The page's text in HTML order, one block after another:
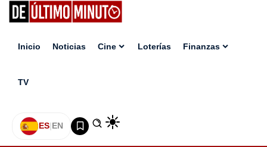
Inicio Noticias Cine Loterías Finanzas
TV
ES|EN